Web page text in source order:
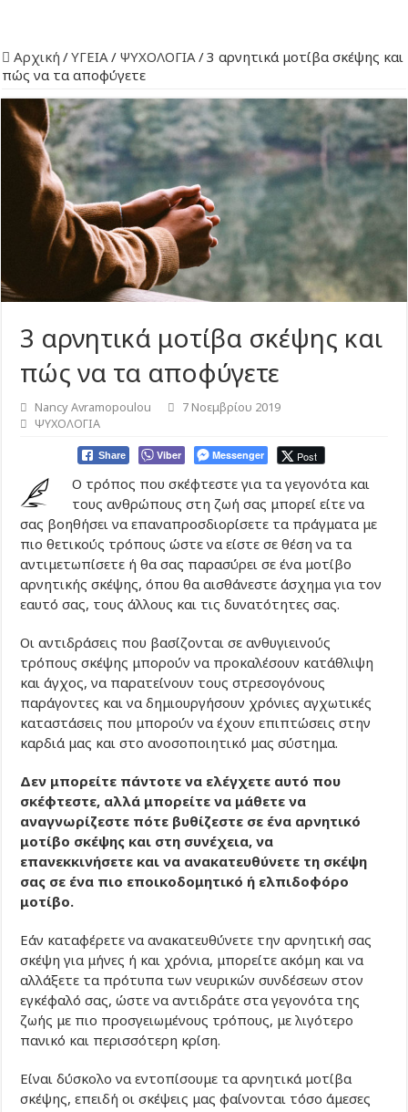
Αρχική /ΥΓΕΙΑ/ ΨΥΧΟΛΟΓΙΑ/3 αρνητικά μοτίβα σκέψης και
πώς να τα αποφύγετε
3 αρνητικά μοτίβα σκέψης και
πώς να τα αποφύγετε
Nancy Avramopoulou
7 Νοεμβρίου 2019
ΨΥΧΟΛΟΓΙΑ
Share Viber Messenger Post
Ο τρόπος που σκέφτεστε για τα γεγονότα και
τους ανθρώπους στη ζωή σας μπορεί είτε να
σας βοηθήσει να επαναπροσδιορίσετε τα πράγματα με
πιο θετικούς τρόπους ώστε να είστε σε θέση να τα
αντιμετωπίσετε ή θα σας παρασύρει σε ένα μοτίβο
αρνητικής σκέψης, όπου θα αισθάνεστε άσχημα για τον
εαυτό σας, τους άλλους και τις δυνατότητες σας.
Οι αντιδράσεις που βασίζονται σε ανθυγιεινούς
τρόπους σκέψης μπορούν να προκαλέσουν κατάθλιψη
και άγχος, να παρατείνουν τους στρεσογόνους
παράγοντες και να δημιουργήσουν χρόνιες αγχωτικές
καταστάσεις που μπορούν να έχουν επιπτώσεις στην
καρδιά μας και στο ανοσοποιητικό μας σύστημα.
Δεν μπορείτε πάντοτε να ελέγχετε αυτό που
σκέφτεστε, αλλά μπορείτε να μάθετε να
αναγνωρίζεστε πότε βυθίζεστε σε ένα αρνητικό
μοτίβο σκέψης και στη συνέχεια, να
επανεκκινήσετε και να ανακατευθύνετε τη σκέψη
σας σε ένα πιο εποικοδομητικό ή ελπιδοφόρο
μοτίβο.
Εάν καταφέρετε να ανακατευθύνετε την αρνητική σας
σκέψη για μήνες ή και χρόνια, μπορείτε ακόμη και να
αλλάξετε τα πρότυπα των νευρικών συνδέσεων στον
εγκέφαλό σας, ώστε να αντιδράτε στα γεγονότα της
ζωής με πιο προσγειωμένους τρόπους, με λιγότερο
πανικό και περισσότερη κρίση.
Είναι δύσκολο να εντοπίσουμε τα αρνητικά μοτίβα
σκέψης, επειδή οι σκέψεις μας φαίνονται τόσο άμεσες